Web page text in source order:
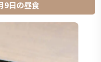
9日の昼食